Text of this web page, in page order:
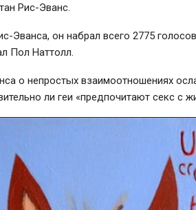
Рис-Эванс.
Эванса, он набрал всего 2775
Пол Наттолл.
о непростых взаимоотношениях
ли геи «предпочитают секс с